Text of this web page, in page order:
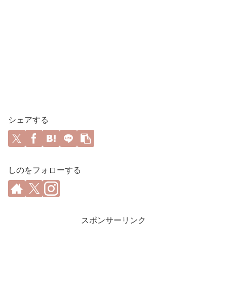
シェアする
しのをフォローする
スポンサーリンク